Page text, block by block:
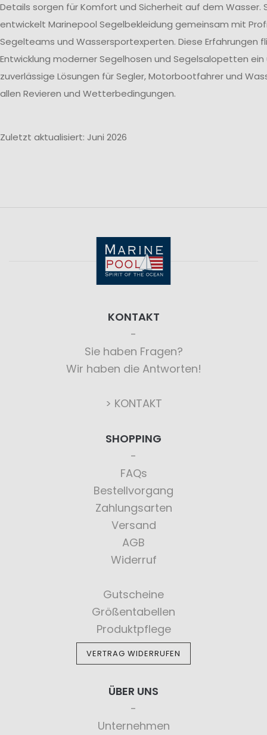
Details sorgen für Komfort und Sicherheit auf dem Wasser.
entwickelt Marinepool Segelbekleidung gemeinsam mit
Segelteams und Wassersportexperten. Diese Erfahrungen
Entwicklung moderner Segelhosen und Segelsalopetten
zuverlässige Lösungen für Segler, Motorbootfahrer und
allen Revieren und Wetterbedingungen.
Zuletzt aktualisiert: Juni 2026
KONTAKT
Sie haben Fragen?
Wir haben die Antworten!
> KONTAKT
SHOPPING
FAQs
Bestellvorgang
Zahlungsarten
Versand
AGB
Widerruf
Gutscheine
Größentabellen
Produktpflege
VERTRAG WIDERRUFEN
ÜBER UNS
Unternehmen